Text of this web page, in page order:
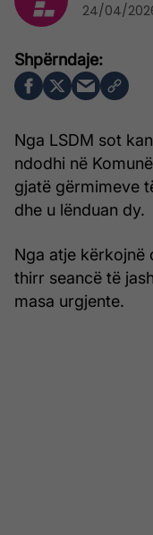
Nga LSDM sot
ndodhi në
gjatë gërmimeve
dhe u lënduan dy.
Nga atje kërkojnë
thirr seancë të
masa urgjente.
24/04/